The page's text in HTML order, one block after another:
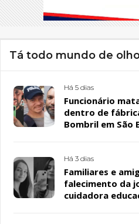
Tá todo mundo de
Há 5 dias
Funcionário
dentro de
Bombril em São
Há 3 dias
Familiares e
falecimento da
cuidadora